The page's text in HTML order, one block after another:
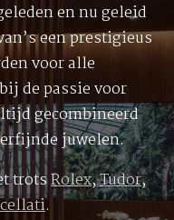
en nu geleid
een prestigieus
voor alle
de passie voor
gecombineerd
juwelen.
trotsRolex,Tudor,
.